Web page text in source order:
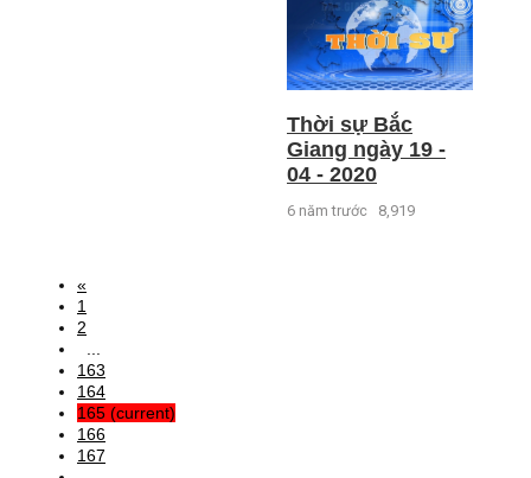
Thời sự Bắc
Giang ngày 19 -
04 - 2020
6 năm trước 8,919
«
1
2
163
164
165 (current)
166
167